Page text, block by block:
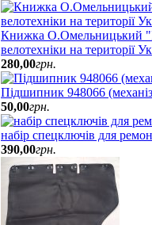
Книжка О.Омельницький
велотехніки на території
280,00грн.
Підшипник 948066
50,00грн.
набір спецключів для
390,00грн.